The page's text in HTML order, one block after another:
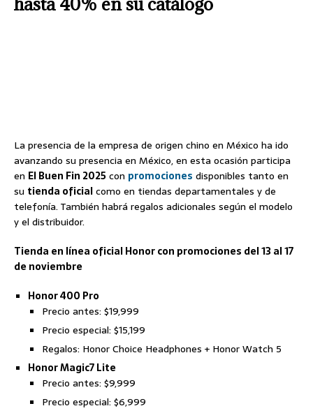
La presencia de la empresa de origen chino en México ha ido
avanzando su presencia en México, en esta ocasión participa
en El Buen Fin 2025 con promociones disponibles tanto en
su tienda oficialcomo en tiendas departamentales y de
telefonía. También habrá regalos adicionales según el modelo
y el distribuidor.
Tienda en línea oficial Honor con promociones del 13 al 17
de noviembre
Honor 400 Pro
Precio antes: $19,999
Precio especial: $15,199
Regalos: Honor Choice Headphones + Honor Watch 5
Honor Magic7 Lite
Precio antes: $9,999
Precio especial: $6,999